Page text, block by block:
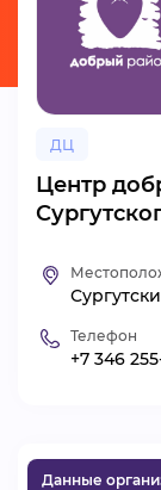
ДЦ
Центр
Телефон
+7 346
Данные